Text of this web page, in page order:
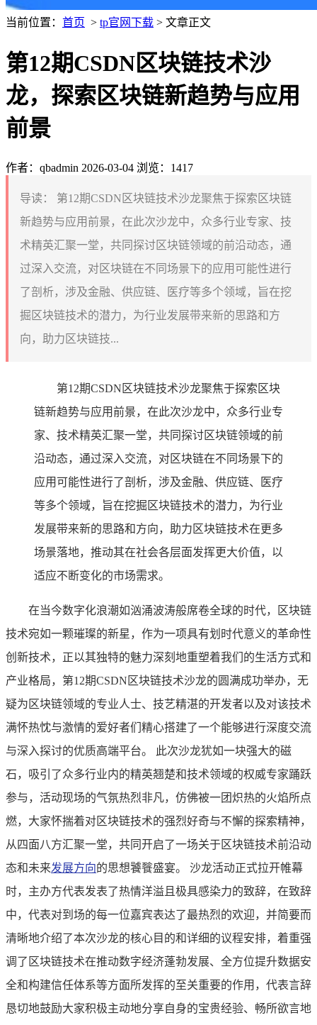
当前位置： 首页 > tp官网下载 > 文章正文
第12期CSDN区块链技术沙
龙，探索区块链新趋势与应用
前景
作者：qbadmin 2026-03-04 浏览：1417
导读：
第12期CSDN区块链技术沙龙聚焦于探索区块链
新趋势与应用前景，在此次沙龙中，众多行业专家、技
术精英汇聚一堂，共同探讨区块链领域的前沿动态，通
过深入交流，对区块链在不同场景下的应用可能性进行
了剖析，涉及金融、供应链、医疗等多个领域，旨在挖
掘区块链技术的潜力，为行业发展带来新的思路和方
向，助力区块链技...
第12期CSDN区块链技术沙龙聚焦于探索区块
链新趋势与应用前景，在此次沙龙中，众多行业专
家、技术精英汇聚一堂，共同探讨区块链领域的前
沿动态，通过深入交流，对区块链在不同场景下的
应用可能性进行了剖析，涉及金融、供应链、医疗
等多个领域，旨在挖掘区块链技术的潜力，为行业
发展带来新的思路和方向，助力区块链技术在更多
场景落地，推动其在社会各层面发挥更大价值，以
适应不断变化的市场需求。
在当今数字化浪潮如汹涌波涛般席卷全球的时代，区块链
技术宛如一颗璀璨的新星，作为一项具有划时代意义的革命性
创新技术，正以其独特的魅力深刻地重塑着我们的生活方式和
产业格局，第12期CSDN区块链技术沙龙的圆满成功举办，无
疑为区块链领域的专业人士、技艺精湛的开发者以及对该技术
满怀热忱与激情的爱好者们精心搭建了一个能够进行深度交流
与深入探讨的优质高端平台。 此次沙龙犹如一块强大的磁
石，吸引了众多行业内的精英翘楚和技术领域的权威专家踊跃
参与，活动现场的气氛热烈非凡，仿佛被一团炽热的火焰所点
燃，大家怀揣着对区块链技术的强烈好奇与不懈的探索精神，
从四面八方汇聚一堂，共同开启了一场关于区块链技术前沿动
态和未来发展方向的思想饕餮盛宴。 沙龙活动正式拉开帷幕
时，主办方代表发表了热情洋溢且极具感染力的致辞，在致辞
中，代表对到场的每一位嘉宾表达了最热烈的欢迎，并简要而
清晰地介绍了本次沙龙的核心目的和详细的议程安排，着重强
调了区块链技术在推动数字经济蓬勃发展、全方位提升数据安
全和构建信任体系等方面所发挥的至关重要的作用，代表言辞
恳切地鼓励大家积极主动地分享自身的宝贵经验、畅所欲言地